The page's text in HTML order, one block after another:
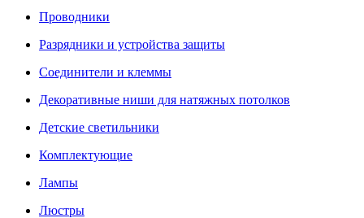
Проводники
Разрядники и устройства защиты
Соединители и клеммы
Декоративные ниши для натяжных потолков
Детские светильники
Комплектующие
Лампы
Люстры